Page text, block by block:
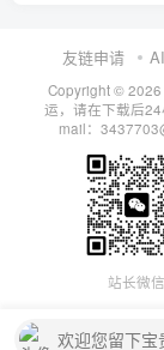
友链申请
Copyright © 2026
运，请在下载后
mail：
站长微信
欢迎您留下宝